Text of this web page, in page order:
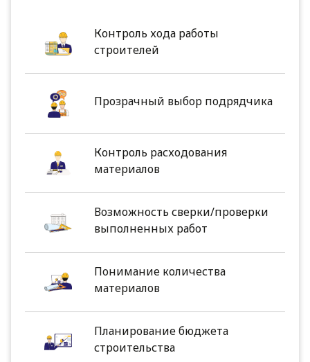
Контроль хода работы
строителей
Прозрачный выбор подрядчика
Контроль расходования
материалов
Возможность сверки/проверки
выполненных работ
Понимание количества
материалов
Планирование бюджета
строительства